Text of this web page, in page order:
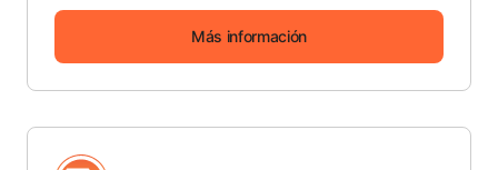
Más información